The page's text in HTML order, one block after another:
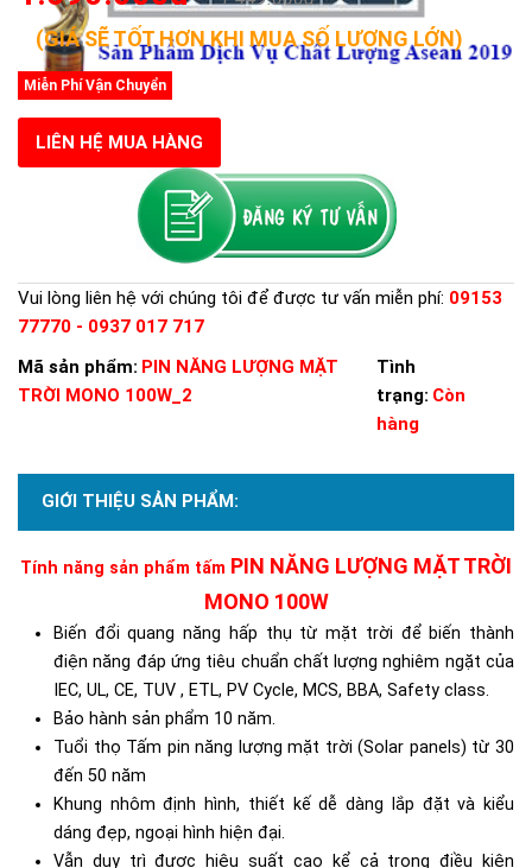
(GIÁ SẼ TỐT HƠN KHI MUA SỐ LƯỢNG LỚN)
Miễn Phí Vận Chuyển
LIÊN HỆ MUA HÀNG
Vui lòng liên hệ với chúng tôi để được tư vấn miễn phí: 09153
77770 - 0937 017 717
Mã sản phẩm: PIN NĂNG LƯỢNG MẶT
TRỜI MONO 100W_2
Tình
trạng: Còn
hàng
GIỚI THIỆU SẢN PHẨM:
Tính năng sản phẩm tấm PIN NĂNG LƯỢNG MẶT TRỜI
MONO 100W
Biến đổi quang năng hấp thụ từ mặt trời để biến thành
điện năng đáp ứng tiêu chuẩn chất lượng nghiêm ngặt của
IEC, UL, CE, TUV , ETL, PV Cycle, MCS, BBA, Safety class.
Bảo hành sản phẩm 10 năm.
Tuổi thọ Tấm pin năng lượng mặt trời (Solar panels) từ 30
đến 50 năm
Khung nhôm định hình, thiết kế dễ dàng lắp đặt và kiểu
dáng đẹp, ngoại hình hiện đại.
Vẫn duy trì được hiệu suất cao kể cả trong điều kiện